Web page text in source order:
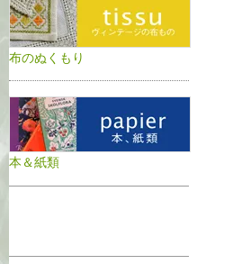
布のぬくもり
本＆紙類